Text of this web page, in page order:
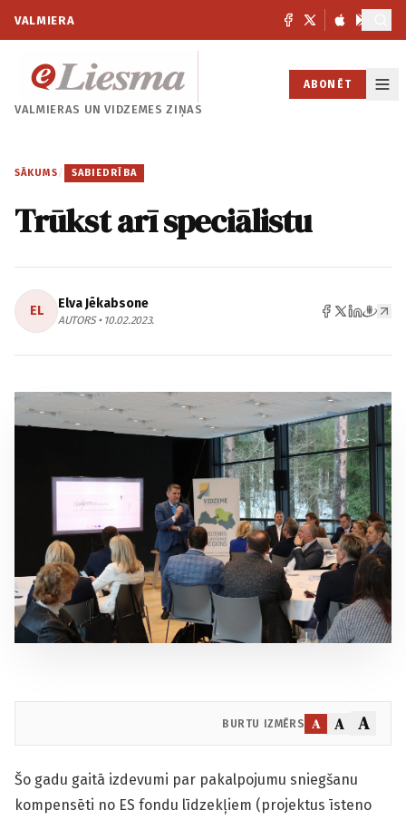
VALMIERA
VALMIERAS UNVIDZEMES ZIŅAS
ABONĒT
SĀKUMS / SABIEDRĪBA
Trūkst arī speciālistu
EL Elva Jēkabsone
AUTORS • 10.02.2023.
BURTU IZMĒRS A A A
Šo gadu gaitā izdevumi par pakalpojumu sniegšanu
kompensēti no ES fondu līdzekļiem (projektus īsteno